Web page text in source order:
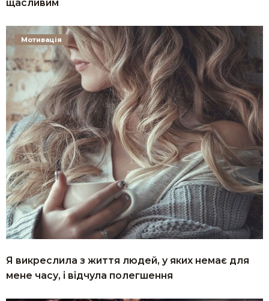
щасливим
Я викреслила з життя людей, у яких немає для
мене часу, і відчула полегшення
Мотивація